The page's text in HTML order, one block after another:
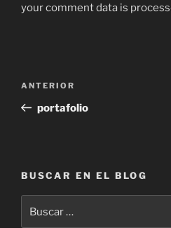
your comment data is
entradas
Entrada
anterior:
ANTERIOR
portafolio
BUSCAR EN EL BLOG
por: